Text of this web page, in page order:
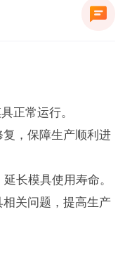
正常运行。
，保障生产顺利进
长模具使用寿命。
关问题，提高生产